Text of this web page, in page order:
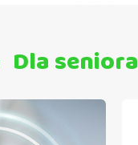
Dla seniora